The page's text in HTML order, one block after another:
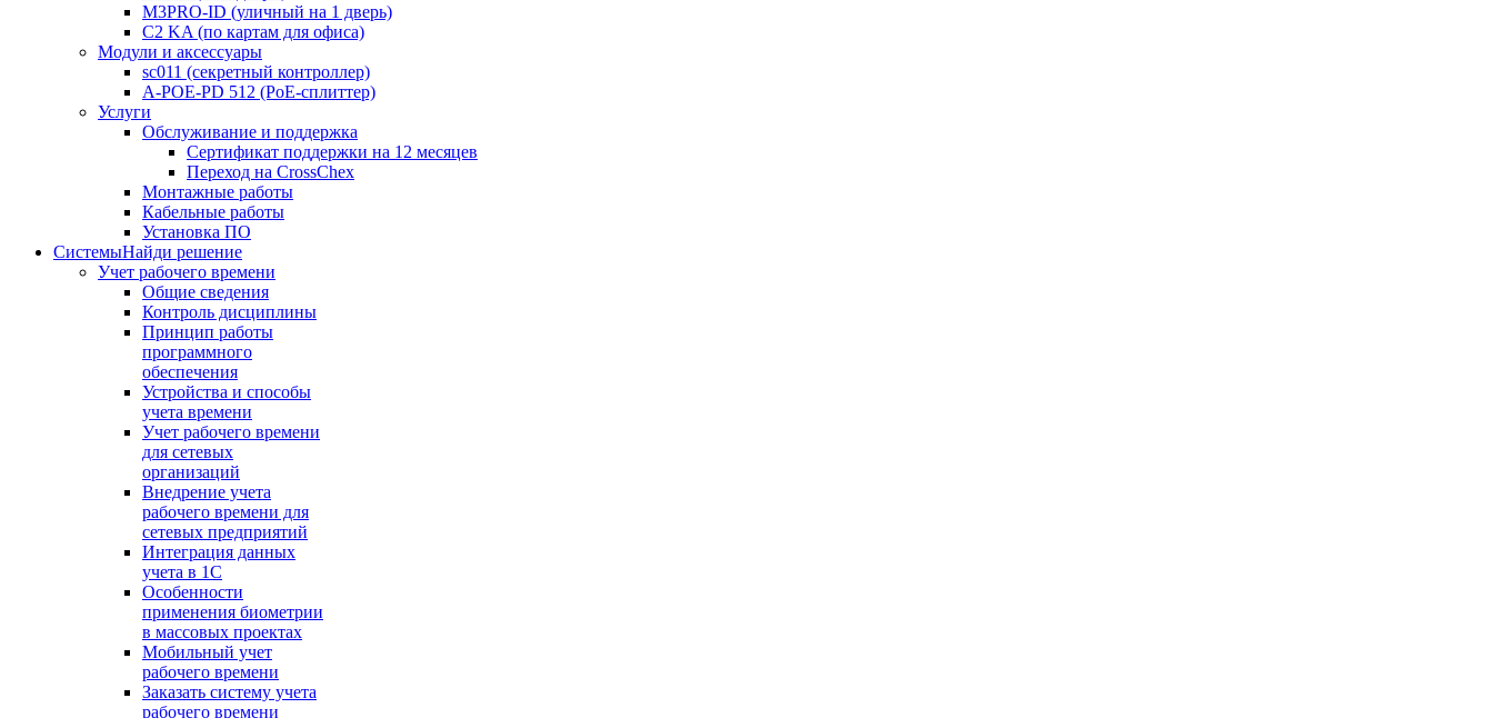
M3PRO-ID (уличный на 1 дверь)
C2 KA (по картам для офиса)
Модули и аксессуары
sc011 (секретный контроллер)
A-POE-PD 512 (PoE-сплиттер)
Услуги
Обслуживание и поддержка
Сертификат поддержки на 12 месяцев
Переход на CrossChex
Монтажные работы
Кабельные работы
Установка ПО
СистемыНайди решение
Учет рабочего времени
Общие сведения
Контроль дисциплины
Принцип работы
программного
обеспечения
Устройства и способы
учета времени
Учет рабочего времени
для сетевых
организаций
Внедрение учета
рабочего времени для
сетевых предприятий
Интеграция данных
учета в 1С
Особенности
применения биометрии
в массовых проектах
Мобильный учет
рабочего времени
Заказать систему учета
рабочего времени